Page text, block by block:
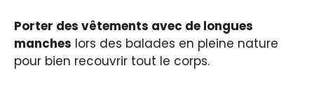
Porter des vêtements avec de longues
manches lors des balades en pleine nature
pour bien recouvrir tout le corps.